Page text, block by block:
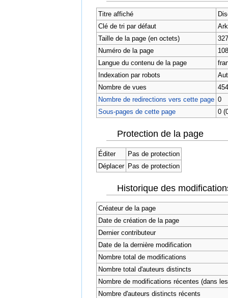
Titre affiché
Clé de tri par défaut
Taille de la page (en octets)
327
Numéro de la page
Langue du contenu de la page
Indexation par robots
Nombre de vues
454
Nombre de redirections vers cette page 0
Sous-pages de cette page
0
Protection de la page
Éditer
Pas de protection
Déplacer
Pas de protection
Historique des
Créateur de la page
Date de création de la page
Dernier contributeur
Date de la dernière modification
Nombre total de modifications
Nombre total d'auteurs distincts
Nombre de modifications récentes (dans
Nombre d'auteurs distincts récents